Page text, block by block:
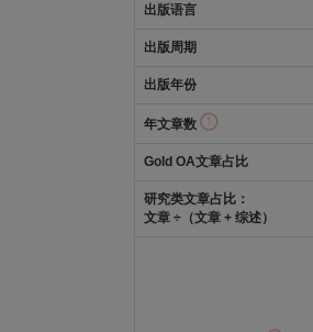
出版语言
出版周期
出版年份
年文章数
Gold OA文章占比
研究类文章占比：
文章 ÷（文章 + 综述）